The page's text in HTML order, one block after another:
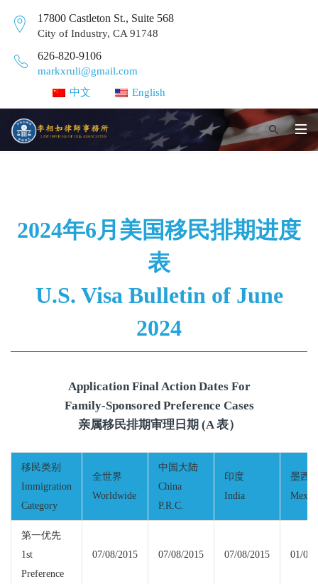
17800 Castleton St., Suite 568
City of Industry, CA 91748
626-820-9106
markxruli@gmail.com
中文
English
2024年6月美国移民排期进度
表
U.S. Visa Bulletin of June
2024
Application Final Action Dates For
Family-Sponsored Preference Cases
亲属移民排期审理日期 (A 表）
移民类别
Immigration
Category
全世界
Worldwide
中国大陆
China
P.R.C.
印度
India
墨西
第一优先
1st
Preference
07/08/2015 07/08/2015 07/08/2015 01/01/